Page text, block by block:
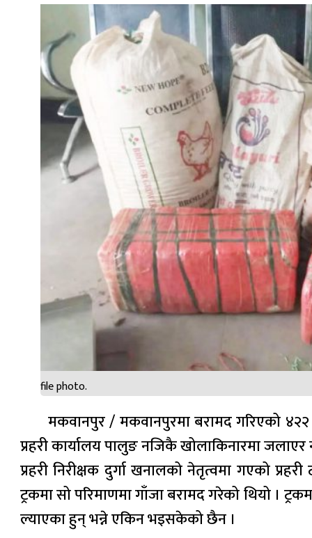
file photo.
मकवानपुर / मकवानपुरमा बरामद गरिएको
प्रहरी कार्यालय पालुङ नजिकै खोलाकिनारमा जलाएर
प्रहरी निरीक्षक दुर्गा खनालको नेतृत्वमा गएको
ट्रकमा सो परिमाणमा गाँजा बरामद गरेको थियो ।
ल्याएका हुन् भन्ने एकिन भइसकेको छैन ।